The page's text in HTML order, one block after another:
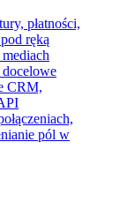
płatności,
ręką
docelowe
CRM,
pól w